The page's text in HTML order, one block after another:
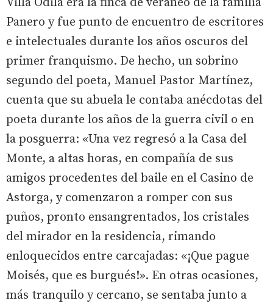
Panero y fue punto de encuentro de escritores
e intelectuales durante los años oscuros del
primer franquismo. De hecho, un sobrino
segundo del poeta, Manuel Pastor Martínez,
cuenta que su abuela le contaba anécdotas del
poeta durante los años de la guerra civil o en
la posguerra: «Una vez regresó a la Casa del
Monte, a altas horas, en compañía de sus
amigos procedentes del baile en el Casino de
Astorga, y comenzaron a romper con sus
puños, pronto ensangrentados, los cristales
del mirador en la residencia, rimando
enloquecidos entre carcajadas: «¡Que pague
Moisés, que es burgués!». En otras ocasiones,
más tranquilo y cercano, se sentaba junto a